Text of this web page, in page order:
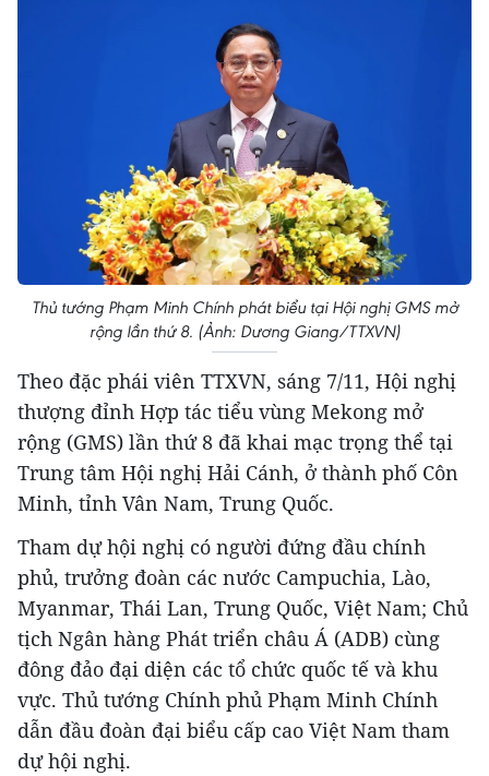
Thủ tướng Phạm Minh Chính phát biểu tại Hội nghị GMS mở
rộng lần thứ 8. (Ảnh: Dương Giang/TTXVN)
Theo đặc phái viên TTXVN, sáng 7/11, Hội nghị
thượng đỉnh Hợp tác tiểu vùng Mekong mở
rộng (GMS) lần thứ 8 đã khai mạc trọng thể tại
Trung tâm Hội nghị Hải Cánh, ở thành phố Côn
Minh, tỉnh Vân Nam, Trung Quốc.
Tham dự hội nghị có người đứng đầu chính
phủ, trưởng đoàn các nước Campuchia, Lào,
Myanmar, Thái Lan, Trung Quốc, Việt Nam; Chủ
tịch Ngân hàng Phát triển châu Á (ADB) cùng
đông đảo đại diện các tổ chức quốc tế và khu
vực. Thủ tướng Chính phủ Phạm Minh Chính
dẫn đầu đoàn đại biểu cấp cao Việt Nam tham
dự hội nghị.